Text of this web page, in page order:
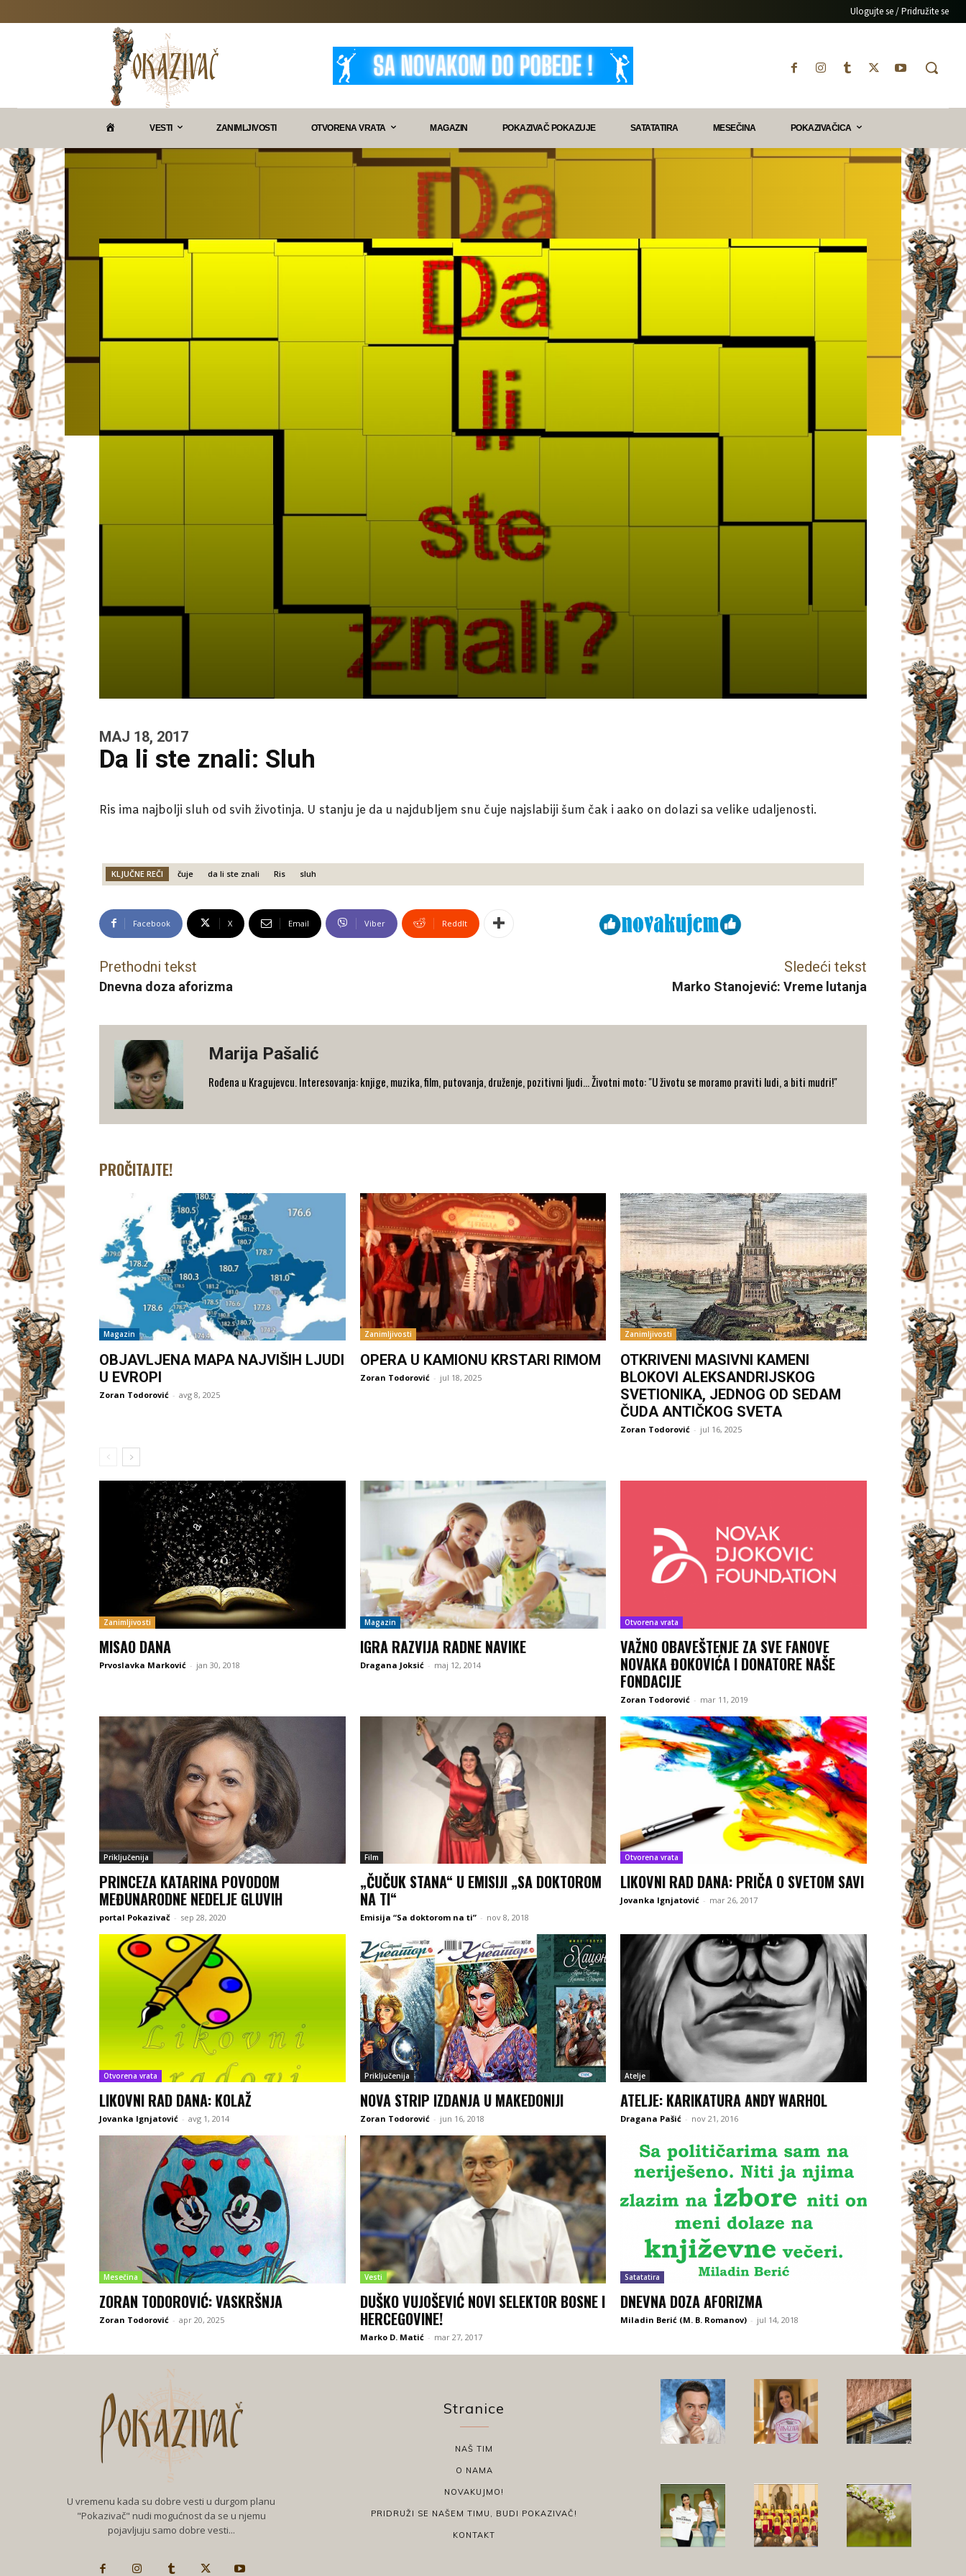
Ulogujte se / Pridružite se
O
A
VESTI ZANIMLJIVOSTI OTVORENA VRATA MAGAZIN POKAZIVAČ POKAZUJE SATATATIRA MESEČINA POKAZIVAČICA
MAJ 18, 2017
Da li ste znali: Sluh
Ris ima najbolji sluh od svih životinja. U stanju je da u najdubljem snu čuje najslabiji šum čak i aako on dolazi sa velike udaljenosti.
KLJUČNE REČI čuje da li ste znali Ris sluh
Facebook X Email Viber ReddIt
Prethodni tekst
Dnevna doza aforizma
Sledeći tekst
Marko Stanojević: Vreme lutanja
Marija Pašalić
​Rođena u Kragujevcu. Interesovanja: knjige, muzika, film, putovanja, druženje, pozitivni ljudi... Životni moto: "U životu se moramo praviti ludi, a biti mudri!"
PROČITAJTE!
Magazin
OBJAVLJENA MAPA NAJVIŠIH LJUDI
U EVROPI
Zoran Todorović - avg 8, 2025
Zanimljivosti
OPERA U KAMIONU KRSTARI RIMOM
Zoran Todorović - jul 18, 2025
Zanimljivosti
OTKRIVENI MASIVNI KAMENI
BLOKOVI ALEKSANDRIJSKOG
SVETIONIKA, JEDNOG OD SEDAM
ČUDA ANTIČKOG SVETA
Zoran Todorović - jul 16, 2025
Zanimljivosti
MISAO DANA
Prvoslavka Marković - jan 30, 2018
Magazin
IGRA RAZVIJA RADNE NAVIKE
Dragana Joksić - maj 12, 2014
Otvorena vrata
VAŽNO OBAVEŠTENJE ZA SVE FANOVE
NOVAKA ĐOKOVIĆA I DONATORE NAŠE
FONDACIJE
Zoran Todorović - mar 11, 2019
Priključenija
PRINCEZA KATARINA POVODOM
MEĐUNARODNE NEDELJE GLUVIH
portal Pokazivač - sep 28, 2020
Film
„ČUČUK STANA“ U EMISIJI „SA DOKTOROM
NA TI“
Emisija “Sa doktorom na ti” - nov 8, 2018
Otvorena vrata
LIKOVNI RAD DANA: PRIČA O SVETOM SAVI
Jovanka Ignjatović - mar 26, 2017
Otvorena vrata
LIKOVNI RAD DANA: KOLAŽ
Jovanka Ignjatović - avg 1, 2014
Priključenija
NOVA STRIP IZDANJA U MAKEDONIJI
Zoran Todorović - jun 16, 2018
Atelje
ATELJE: KARIKATURA ANDY WARHOL
Dragana Pašić - nov 21, 2016
Mesečina
ZORAN TODOROVIĆ: VASKRŠNJA
Zoran Todorović - apr 20, 2025
Vesti
DUŠKO VUJOŠEVIĆ NOVI SELEKTOR BOSNE I
HERCEGOVINE!
Marko D. Matić - mar 27, 2017
Satatatira
DNEVNA DOZA AFORIZMA
Miladin Berić (M. B. Romanov) - jul 14, 2018
U vremenu kada su dobre vesti u durgom planu
"Pokazivač" nudi mogućnost da se u njemu
pojavljuju samo dobre vesti...
Stranice
NAŠ TIM
O NAMA
NOVAKUJMO!
PRIDRUŽI SE NAŠEM TIMU, BUDI POKAZIVAČ!
KONTAKT